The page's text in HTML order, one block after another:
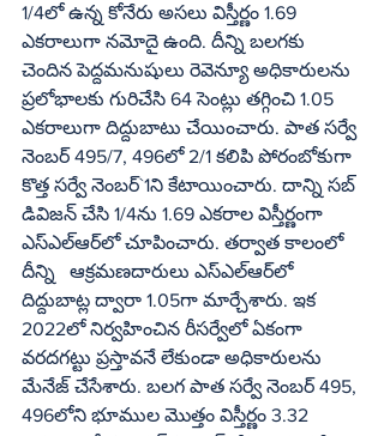
1/4లో ఉన్న కోనేరు అసలు విస్తీర్ణం 1.69
ఎకరాలుగా నమోదై ఉంది. దీన్ని బలగకు
చెందిన పెద్దమనుషులు రెవెన్యూ అధికారులను
ప్రలోభాలకు గురిచేసి 64 సెంట్లు తగ్గించి 1.05
ఎకరాలుగా దిద్దుబాటు చేయించారు. పాత సర్వే
నెంబర్‌ 495/7, 496లో 2/1 కలిపి పోరంబోకుగా
కొత్త సర్వే నెంబర్‌`1ని కేటాయించారు. దాన్ని సబ్‌
డివిజన్‌ చేసి 1/4ను 1.69 ఎకరాల విస్తీర్ణంగా
ఎస్‌ఎల్‌ఆర్‌లో చూపించారు. తర్వాత కాలంలో
దీన్ని   ఆక్రమణదారులు ఎస్‌ఎల్‌ఆర్‌లో
దిద్దుబాట్ల ద్వారా 1.05గా మార్చేశారు. ఇక
2022లో నిర్వహించిన రీసర్వేలో ఏకంగా
వరదగట్టు ప్రస్తావనే లేకుండా అధికారులను
మేనేజ్‌ చేసేశారు. బలగ పాత సర్వే నెంబర్‌ 495,
496లోని భూముల మొత్తం విస్తీర్ణం 3.32